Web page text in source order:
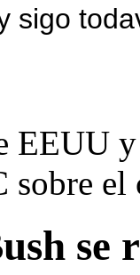
sigo
EEUU
sobre
se